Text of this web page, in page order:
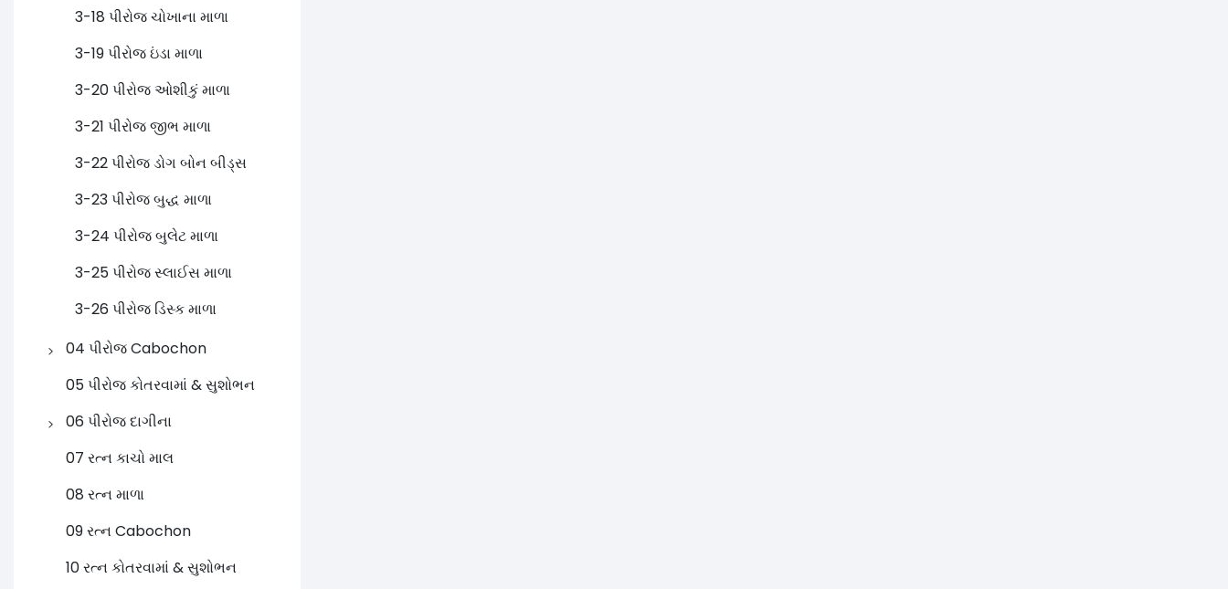
3-18 પીરોજ ચોખાના માળા
3-19 પીરોજ ઇંડા માળા
3-20 પીરોજ ઓશીકું માળા
3-21 પીરોજ જીભ માળા
3-22 પીરોજ ડોગ બોન બીડ્સ
3-23 પીરોજ બુદ્ધ માળા
3-24 પીરોજ બુલેટ માળા
3-25 પીરોજ સ્લાઈસ માળા
3-26 પીરોજ ડિસ્ક માળા
04 પીરોજ Cabochon
4-1 પીરોજ રાઉન્ડ
Cabochon
4-2 પીરોજ અંડાકાર
કેબોચન
05 પીરોજ કોતરવામાં & સુશોભન
06 પીરોજ દાગીના
6-1 પીરોજ ગળાનો હાર
6-2 પીરોજ બંગડી / બંગડી
6-3 પીરોજ ઇયરિંગ્સ
6-4 પીરોજ પેન્ડન્ટ
07 રત્ન કાચો માલ
08 રત્ન માળા
09 રત્ન Cabochon
10 રત્ન કોતરવામાં & સુશોભન